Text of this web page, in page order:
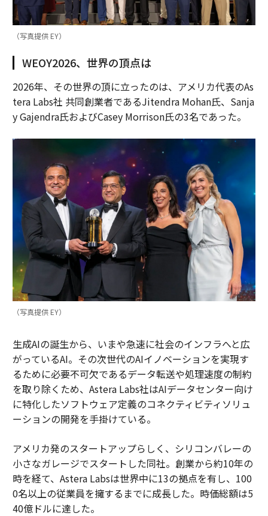
（写真提供 EY）
WEOY2026、世界の頂点は
2026年、その世界の頂に立ったのは、アメリカ代表のAs
tera Labs社 共同創業者であるJitendra Mohan氏、Sanja
y Gajendra氏およびCasey Morrison氏の3名であった。
（写真提供 EY）
生成AIの誕生から、いまや急速に社会のインフラへと広
がっているAI。その次世代のAIイノベーションを実現す
るために必要不可欠であるデータ転送や処理速度の制約
を取り除くため、Astera Labs社はAIデータセンター向け
に特化したソフトウェア定義のコネクティビティソリュ
ーションの開発を手掛けている。
アメリカ発のスタートアップらしく、シリコンバレーの
小さなガレージでスタートした同社。創業から約10年の
時を経て、Astera Labsは世界中に13の拠点を有し、100
0名以上の従業員を擁するまでに成長した。時価総額は5
40億ドルに達した。